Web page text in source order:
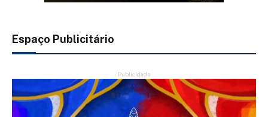
Espaço Publicitário
Publicidade